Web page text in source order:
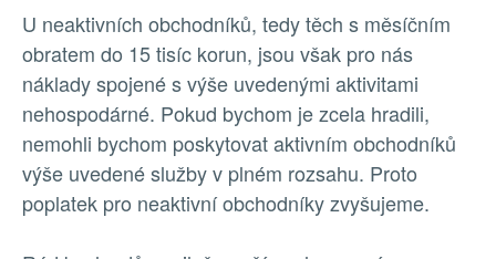
U neaktivních obchodníků, tedy těch s měsíčním
obratem do 15 tisíc korun, jsou však pro nás
náklady spojené s výše uvedenými aktivitami
nehospodárné. Pokud bychom je zcela hradili,
nemohli bychom poskytovat aktivním obchodníků
výše uvedené služby v plném rozsahu. Proto
poplatek pro neaktivní obchodníky zvyšujeme.